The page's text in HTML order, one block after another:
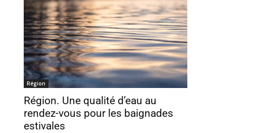
Région
Région. Une qualité d’eau au
rendez-vous pour les baignades
estivales